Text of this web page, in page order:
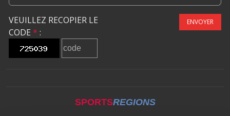
VEUILLEZ RECOPIER LE
CODE * :
ENVOYER
SPORTSREGIONS